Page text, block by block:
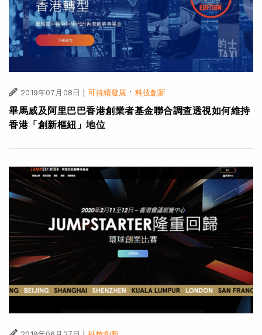
2019年07月08日 | 可持續發展 · 科技創新
畢馬威及阿里巴巴香港創業者基金聯合調查透視如何維持
香港「創新樞紐」地位